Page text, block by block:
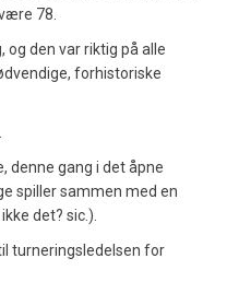
78.
og den var riktig på alle
forhistoriske
denne gang i det åpne
spiller sammen med en
det? sic.).
turneringsledelsen for